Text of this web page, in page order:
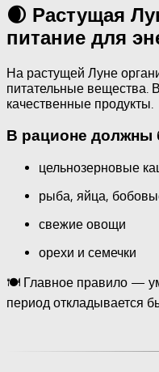
🌒 Растущая
питание для
На растущей Луне
питательные вещества.
качественные продукты.
В рационе должны
цельнозерновые
рыба, яйца,
свежие овощи
орехи и семечки
🍽️ Главное правило —
период откладывается